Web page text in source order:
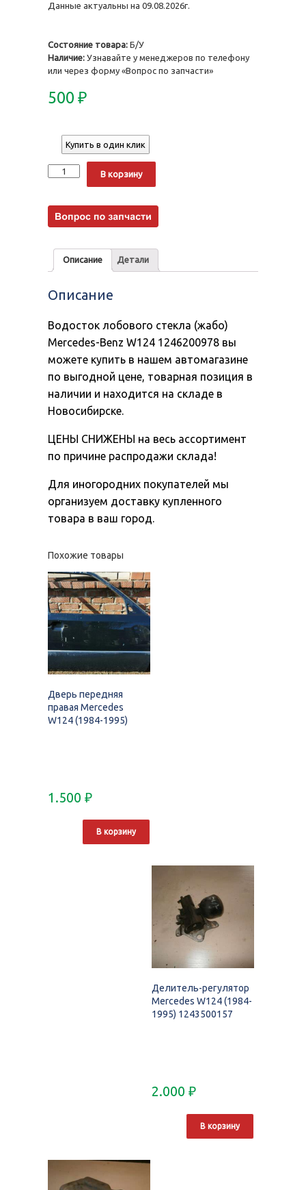
Данные актуальны на 09.08.2026г.
Состояние товара: Б/У
Наличие: Узнавайте у менеджеров по телефону
или через форму «Вопрос по запчасти»
500 ₽
Купить в один клик
Количество
В корзину
Описание Детали
Описание
Водосток лобового стекла (жабо)
Mercedes-Benz W124 1246200978 вы
можете купить в нашем автомагазине
по выгодной цене, товарная позиция в
наличии и находится на складе в
Новосибирске.
ЦЕНЫ СНИЖЕНЫ на весь ассортимент
по причине распродажи склада!
Для иногородних покупателей мы
организуем доставку купленного
товара в ваш город.
Похожие товары
Дверь передняя
правая Mercedes
W124 (1984-1995)
1.500 ₽
В корзину
Делитель-регулятор
Mercedes W124 (1984-
1995) 1243500157
2.000 ₽
В корзину